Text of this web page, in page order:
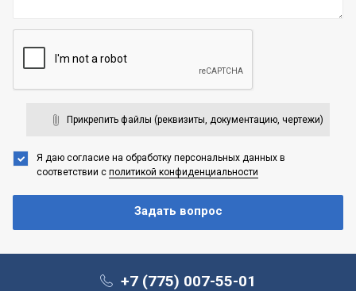
Прикрепить файлы (реквизиты, документацию, чертежи)
Я даю согласие на обработку персональных данных в
соответствии с политикой конфиденциальности
+7 (775) 007-55-01